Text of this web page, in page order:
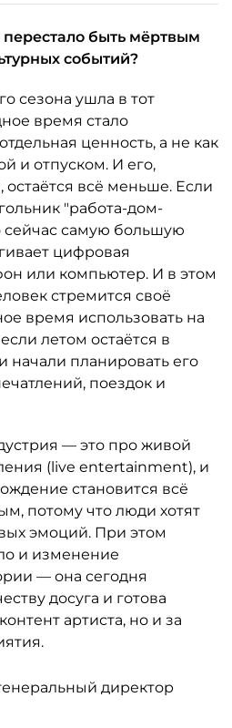
быть мёртвым
событий?
сезона ушла в тот
время стало
ценность, а не как
и отпуском. И его,
всё меньше. Если
"работа-дом-
сейчас самую большую
цифровая
или компьютер. И в этом
стремится своё
время использовать на
летом остаётся в
начали планировать его
поездок и
— это про живой
(live entertainment), и
становится всё
потому что люди хотят
эмоций. При этом
и изменение
— она сегодня
досуга и готова
артиста, но и за